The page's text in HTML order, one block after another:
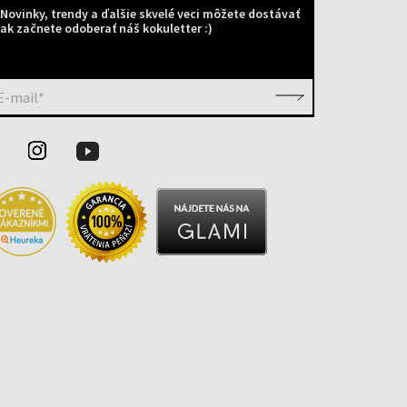
Novinky, trendy a ďalšie skvelé veci môžete dostávať
ak začnete odoberať náš kokuletter :)
mail*